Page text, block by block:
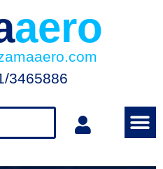
aero
3465886